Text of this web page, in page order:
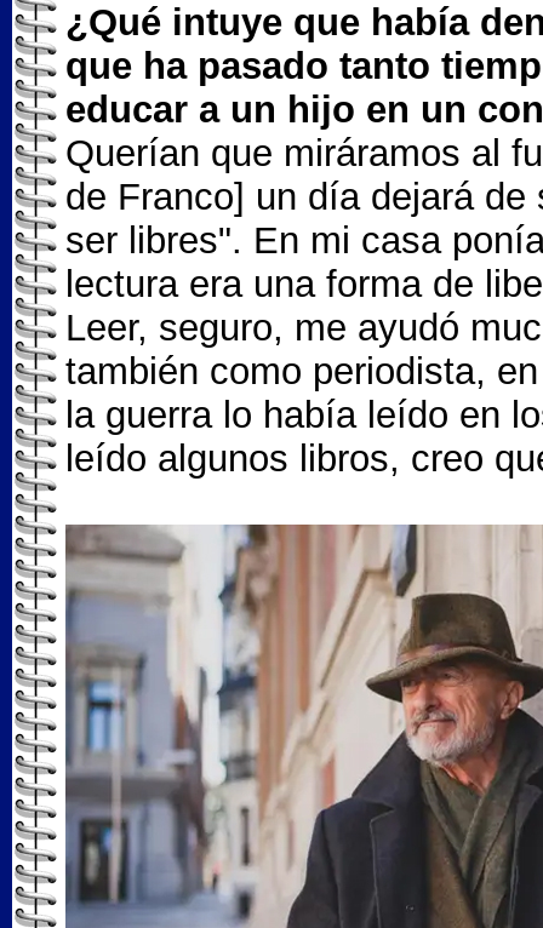
¿Qué intuye que había
que ha pasado tanto
educar a un hijo en un
Querían que miráramos al
de Franco] un día dejará
ser libres". En mi casa
lectura era una forma de
Leer, seguro, me ayudó
también como periodista,
la guerra lo había leído en
leído algunos libros, creo